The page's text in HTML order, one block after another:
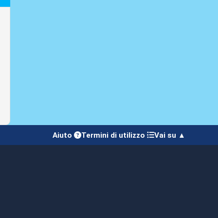
Aiuto Termini di utilizzo Vai su ▲